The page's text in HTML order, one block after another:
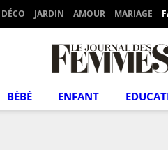
DÉCO JARDIN AMOUR MARIAGE
BÉBÉ ENFANT